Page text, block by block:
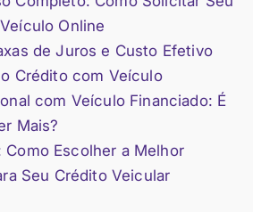
Online
de Juros e Custo Efetivo
Crédito com Veículo
com Veículo Financiado: É
Mais?
Como Escolher a Melhor
Seu Crédito Veicular